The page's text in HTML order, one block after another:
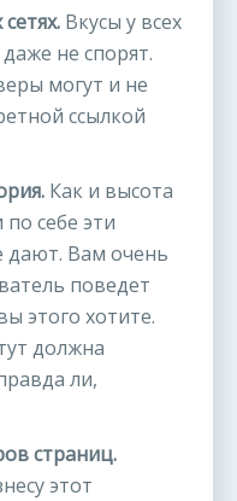
Вкусы у всех
не спорят.
могут и не
ссылкой
Как и высота
себе эти
дают. Вам очень
поведет
этого хотите.
должна
ли,
страниц.
этот